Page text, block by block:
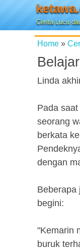
Cerita Lucu
Home »
Linda
Pada
seorang
berkata
dengan
Beberapa
begini:
"Kemarin
buruk